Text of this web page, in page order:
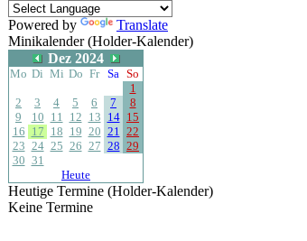
Powered by
Translate
Minikalender (Holder-Kalender)
Dez 2024
Mo Di Mi Do Fr Sa So
1
2
3 4 5 6 7
8
9
10 11 12 13 14 15
16 17 18 19 20 21 22
23 24 25 26 27 28 29
30 31
Heute
Heutige Termine (Holder-Kalender)
Keine Termine